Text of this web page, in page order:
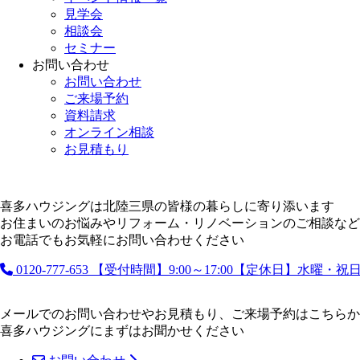
見学会
相談会
セミナー
お問い合わせ
お問い合わせ
ご来場予約
資料請求
オンライン相談
お見積もり
喜多ハウジングは北陸三県の皆様の暮らしに寄り添います
お住まいのお悩みやリフォーム・リノベーションのご相談など
お電話でもお気軽にお問い合わせください
0120-777-653 【受付時間】9:00～17:00【定休日】水曜・祝
メールでのお問い合わせやお見積もり、ご来場予約はこちら
喜多ハウジングにまずはお聞かせください